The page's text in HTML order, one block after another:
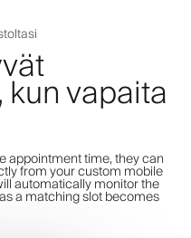
vapaita
appointment time, they can
from your custom mobile
automatically monitor the
a matching slot becomes